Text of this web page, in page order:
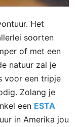
Het
soorten
of met een
natuur zal je
voor een tripje
Zolang je
een ESTA
in Amerika jou